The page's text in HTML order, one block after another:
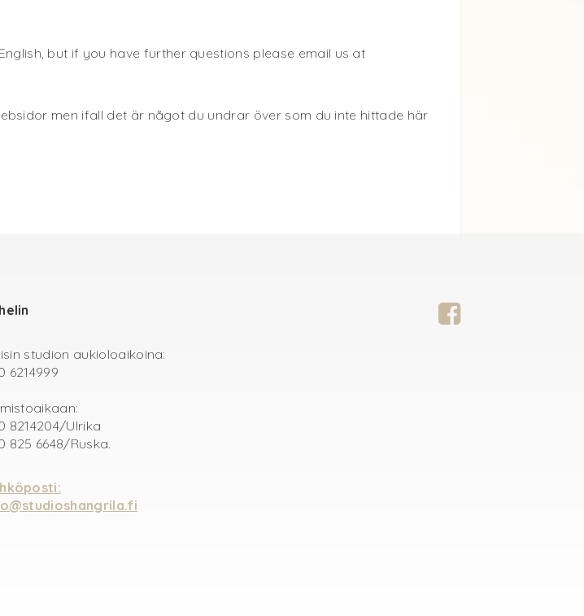
but if you have further questions please email us at
men ifall det är något du undrar över som du inte hittade här
studion aukioloaikoina:
6214999
8214204/Ulrika
825 6648/Ruska.